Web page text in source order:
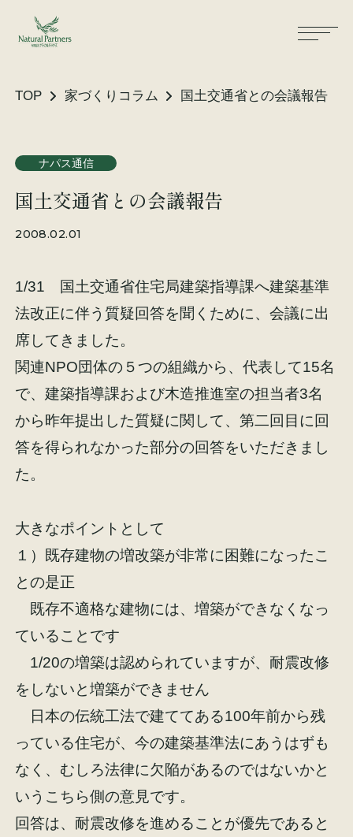
TOP 家づくりコラム 国土交通省との会議報告
ナパス通信
国土交通省との会議報告
2008.02.01
1/31 国土交通省住宅局建築指導課へ建築基準
法改正に伴う質疑回答を聞くために、会議に出
席してきました。
関連NPO団体の５つの組織から、代表して15名
で、建築指導課および木造推進室の担当者3名
から昨年提出した質疑に関して、第二回目に回
答を得られなかった部分の回答をいただきまし
た。
大きなポイントとして
１）既存建物の増改築が非常に困難になったこ
との是正
既存不適格な建物には、増築ができなくなっ
ていることです
1/20の増築は認められていますが、耐震改修
をしないと増築ができません
日本の伝統工法で建ててある100年前から残
っている住宅が、今の建築基準法にあうはずも
なく、むしろ法律に欠陥があるのではないかと
いうこちら側の意見です。
回答は、耐震改修を進めることが優先であると
大工が建てる家
気候風土適応住宅
性能・素材
リノベーション
保証・保険
施工事例 お客様の声
会社概要
スタッフ紹介
家づくりコラム
イベント情報 来場予約
資料請求